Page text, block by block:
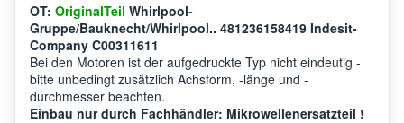
OT: OriginalTeil Whirlpool-
Gruppe/Bauknecht/Whirlpool.. 481236158419 Indesit-
Company C00311611
Bei den Motoren ist der aufgedruckte Typ nicht eindeutig -
bitte unbedingt zusätzlich Achsform, -länge und -
durchmesser beachten.
Einbau nur durch Fachhändler: Mikrowellenersatzteil !